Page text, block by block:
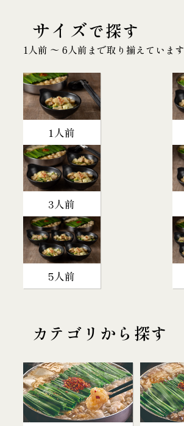
サイズで探す
1人前 〜 6人前まで取り揃えています
1人前
3人前
5人前
カテゴリから探す